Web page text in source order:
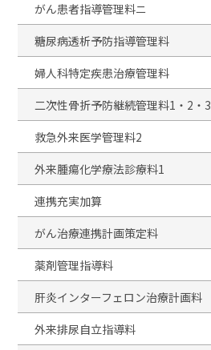
がん患者指導管理料ニ
糖尿病透析予防指導管理料
婦人科特定疾患治療管理料
二次性骨折予防継続管理料1・2・3
救急外来医学管理料2
外来腫瘍化学療法診療料1
連携充実加算
がん治療連携計画策定料
薬剤管理指導料
肝炎インターフェロン治療計画料
外来排尿自立指導料